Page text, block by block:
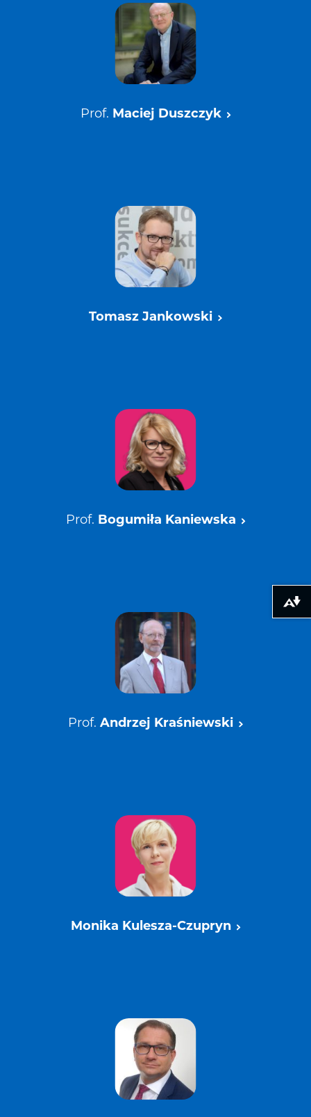
Prof. Maciej Duszczyk
Tomasz Jankowski
Prof. Bogumiła Kaniewska
Prof. Andrzej Kraśniewski
Monika Kulesza-Czupryn
Pobierz